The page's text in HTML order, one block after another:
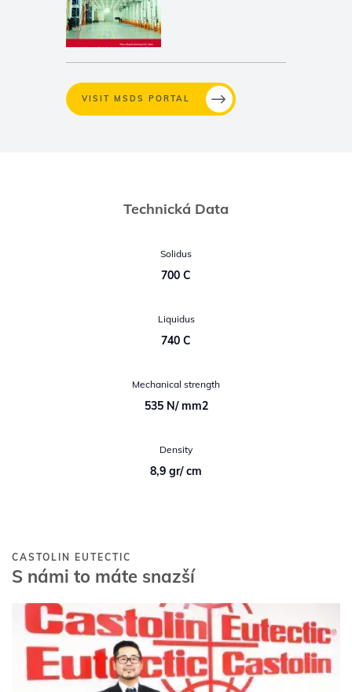
VISIT MSDS PORTAL
Technická Data
Solidus
700 C
Liquidus
740 C
Mechanical strength
535 N/ mm2
Density
8,9 gr/ cm
CASTOLIN EUTECTIC
S námi to máte snazší